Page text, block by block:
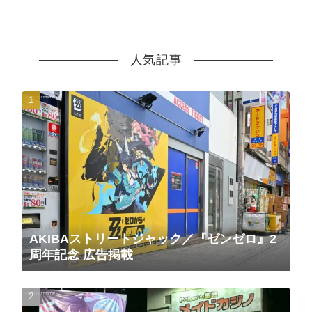
人気記事
AKIBAストリートジャック／『ゼンゼロ』2
周年記念 広告掲載